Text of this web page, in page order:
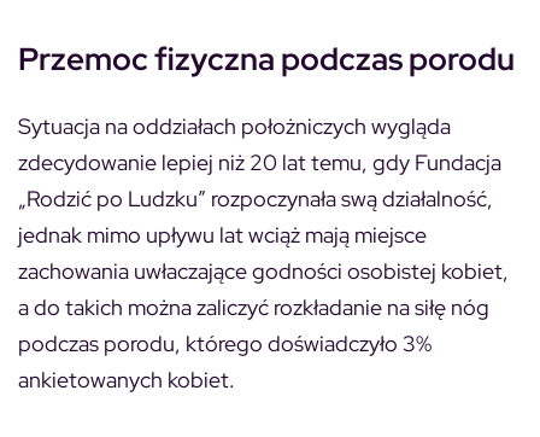
Przemoc fizyczna podczas porodu
Sytuacja na oddziałach położniczych wygląda
zdecydowanie lepiej niż 20 lat temu, gdy Fundacja
„Rodzić po Ludzku” rozpoczynała swą działalność,
jednak mimo upływu lat wciąż mają miejsce
zachowania uwłaczające godności osobistej kobiet,
a do takich można zaliczyć rozkładanie na siłę nóg
podczas porodu, którego doświadczyło 3%
ankietowanych kobiet.